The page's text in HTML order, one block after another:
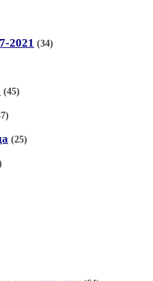
2021 (34)
(45)
(25)